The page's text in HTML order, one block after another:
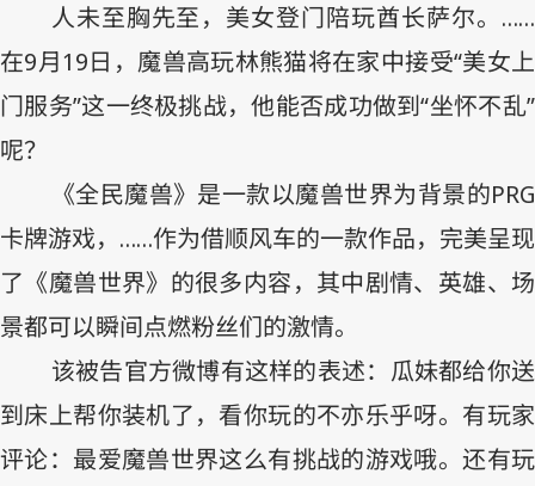
人未至胸先至，美女登门陪玩酋长萨尔。……
在9月19日，魔兽高玩林熊猫将在家中接受“美女上
门服务”这一终极挑战，他能否成功做到“坐怀不乱”
呢？
《全民魔兽》是一款以魔兽世界为背景的PRG
卡牌游戏，……作为借顺风车的一款作品，完美呈现
了《魔兽世界》的很多内容，其中剧情、英雄、场
景都可以瞬间点燃粉丝们的激情。
该被告官方微博有这样的表述：瓜妹都给你送
到床上帮你装机了，看你玩的不亦乐乎呀。有玩家
评论：最爱魔兽世界这么有挑战的游戏哦。还有玩